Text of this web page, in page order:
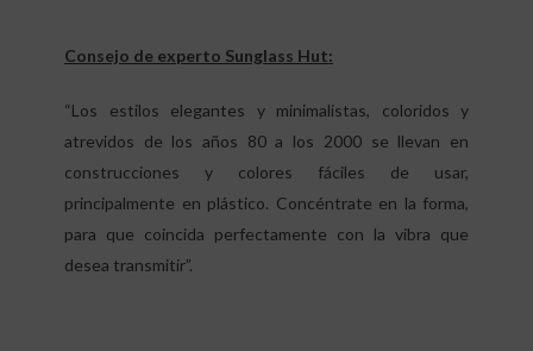
Consejo de experto Sunglass Hut:
“Los estilos elegantes y minimalistas, coloridos y
atrevidos de los años 80 a los 2000 se llevan en
construcciones y colores fáciles de usar,
principalmente en plástico. Concéntrate en la forma,
para que coincida perfectamente con la vibra que
desea transmitir”.